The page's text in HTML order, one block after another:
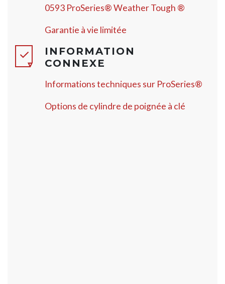
0593 ProSeries® Weather Tough ®
Garantie à vie limitée
INFORMATION
CONNEXE
Informations techniques sur ProSeries®
Options de cylindre de poignée à clé